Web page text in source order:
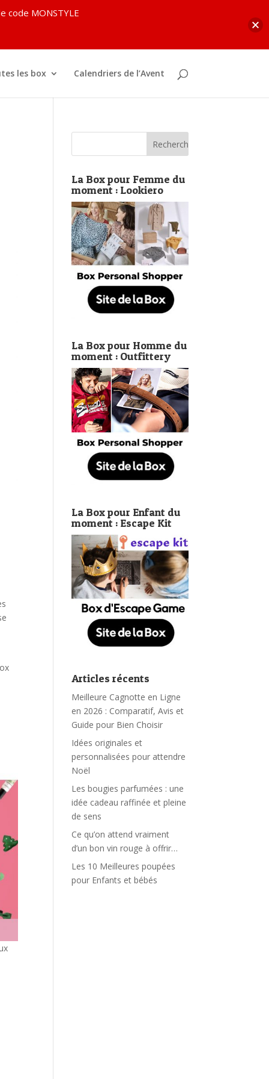
les box Calendriers de l’Avent
La Box pour Femme du
moment : Lookiero
La Box pour Homme du
moment : Outfittery
La Box pour Enfant du
moment : Escape Kit
Articles récents
Meilleure Cagnotte en Ligne
en 2026 : Comparatif, Avis et
Guide pour Bien Choisir
Idées originales et
personnalisées pour attendre
Noël
Les bougies parfumées : une
idée cadeau raffinée et pleine
de sens
Ce qu’on attend vraiment
d’un bon vin rouge à offrir…
Les 10 Meilleures poupées
pour Enfants et bébés
code MONSTYLE